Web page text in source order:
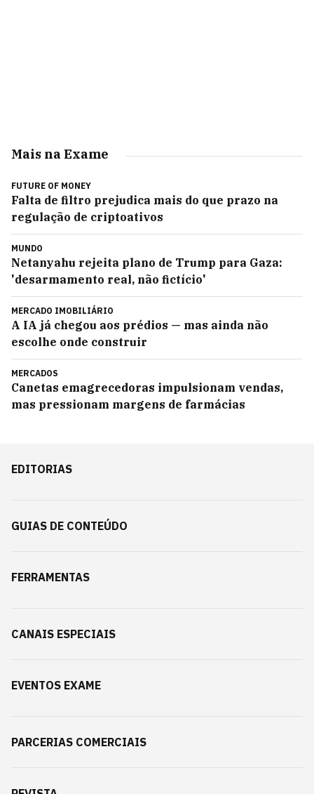
Mais na Exame
FUTURE OF MONEY
Falta de filtro prejudica mais do que prazo na
regulação de criptoativos
MUNDO
Netanyahu rejeita plano de Trump para Gaza:
'desarmamento real, não fictício'
MERCADO IMOBILIÁRIO
A IA já chegou aos prédios — mas ainda não
escolhe onde construir
MERCADOS
Canetas emagrecedoras impulsionam vendas,
mas pressionam margens de farmácias
EDITORIAS
GUIAS DE CONTEÚDO
FERRAMENTAS
CANAIS ESPECIAIS
EVENTOS EXAME
PARCERIAS COMERCIAIS